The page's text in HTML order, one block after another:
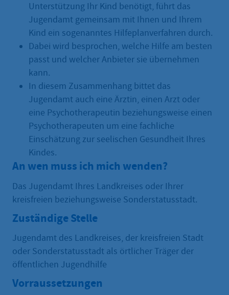
Unterstützung Ihr Kind benötigt, führt das
Jugendamt gemeinsam mit Ihnen und Ihrem
Kind ein sogenanntes Hilfeplanverfahren durch.
Dabei wird besprochen, welche Hilfe am besten
passt und welcher Anbieter sie übernehmen
kann.
In diesem Zusammenhang bittet das
Jugendamt auch eine Ärztin, einen Arzt oder
eine Psychotherapeutin beziehungsweise einen
Psychotherapeuten um eine fachliche
Einschätzung zur seelischen Gesundheit Ihres
Kindes.
An wen muss ich mich wenden?
Das Jugendamt Ihres Landkreises oder Ihrer
kreisfreien beziehungsweise Sonderstatusstadt.
Zuständige Stelle
Jugendamt des Landkreises, der kreisfreien Stadt
oder Sonderstatusstadt als örtlicher Träger der
öffentlichen Jugendhilfe
Vorraussetzungen